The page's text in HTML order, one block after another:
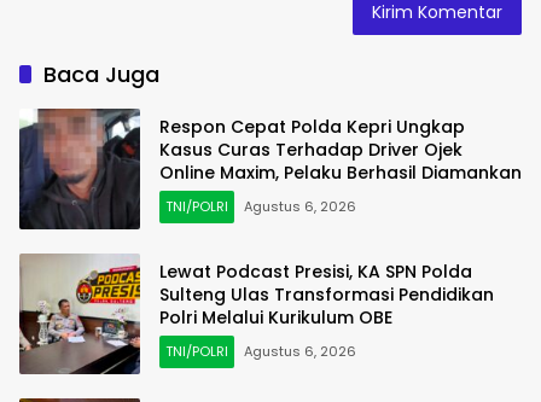
Baca Juga
Respon Cepat Polda Kepri Ungkap
Kasus Curas Terhadap Driver Ojek
Online Maxim, Pelaku Berhasil Diamankan
TNI/POLRI Agustus 6, 2026
Lewat Podcast Presisi, KA SPN Polda
Sulteng Ulas Transformasi Pendidikan
Polri Melalui Kurikulum OBE
TNI/POLRI Agustus 6, 2026